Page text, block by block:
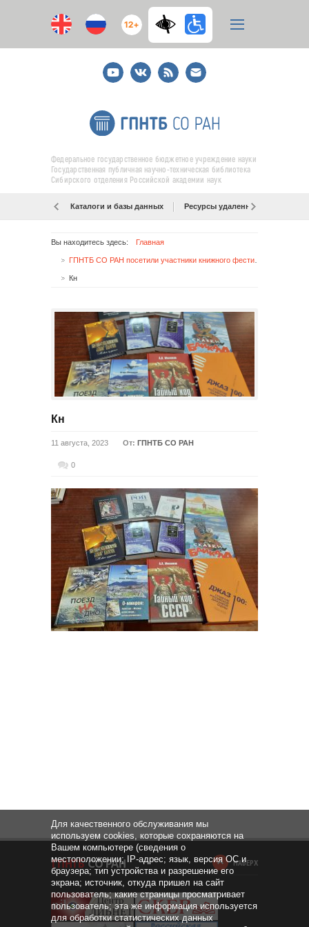
12+
YoutubeВКонтакте
RSS
E-
mail
подписка
Федеральное государственное бюджетное учреждение науки
Государственная публичная научно-техническая библиотека
Сибирского отделения Российской академии наук
Каталоги и базы данных Ресурсы удаленного доступа
Вы находитесь здесь: Главная
Кн
Кн
11 августа, 2023 От: ГПНТБ СО РАН
0
НАВЕРХ
Для качественного обслуживания мы
используем cookies, которые сохраняются на
Вашем компьютере (сведения о
местоположении; IP-адрес; язык, версия ОС и
браузера; тип устройства и разрешение его
экрана; источник, откуда пришел на сайт
пользователь; какие страницы просматривает
пользователь; эта же информация используется
для обработки статистических данных